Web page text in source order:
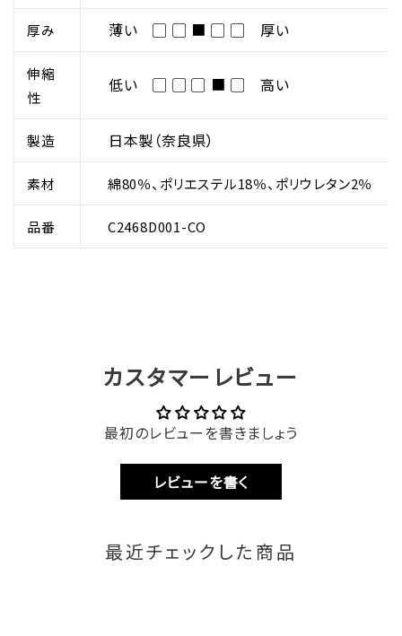
厚み 薄い ▢ ▢ ■ ▢ ▢ 厚い
伸縮
性
低い ▢ ▢ ▢ ■ ▢ 高い
製造 日本製（奈良県）
素材 綿80％、ポリエステル18％、ポリウレタン2％
品番 C2468D001-CO
カスタマーレビュー
最初のレビューを書きましょう
レビューを書く
最近チェックした商品